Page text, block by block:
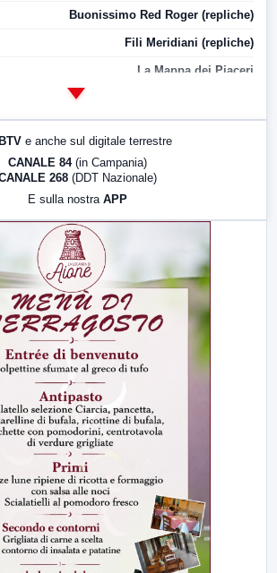
Buonissimo Red Roger (repliche)
Fili Meridiani (repliche)
La Mappa dei Piaceri
e anche sul digitale terrestre
CANALE 84 (in Campania)
268 (DDT Nazionale)
E sulla nostra APP